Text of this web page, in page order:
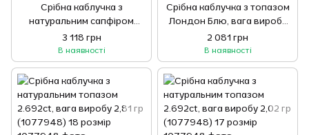
Срібна каблучка з
натуральним сапфіром
0.65ct, вага виробу 2,55 гр
(0870120) 17.5 розмір
3 118 грн
В наявності
Срібна каблучка з топазом
Лондон Блю, вага виробу
3,2 гр (1074220) 17 розмір
2 081 грн
В наявності